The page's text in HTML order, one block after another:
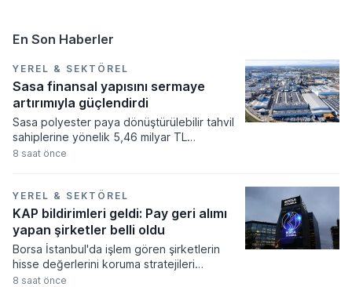
En Son Haberler
YEREL & SEKTÖREL
Sasa finansal yapısını sermaye
artırımıyla güçlendirdi
Sasa polyester paya dönüştürülebilir tahvil
sahiplerine yönelik 5,46 milyar TL
tutarındaki şarta bağlı sermaye artırımı
işlem neticesinde 52,5 milyar TL seviyesine
ulaşırken, yeni sermaye yapısı Ticaret Sicili
Gazetesi’nde ilan edilerek yürürlüğe girdi.
8 saat önce
YEREL & SEKTÖREL
KAP bildirimleri geldi: Pay geri alımı
yapan şirketler belli oldu
Borsa İstanbul'da işlem gören şirketlerin
hisse değerlerini koruma stratejileri
kapsamında yürüttükleri pay geri alım
8 saat önce